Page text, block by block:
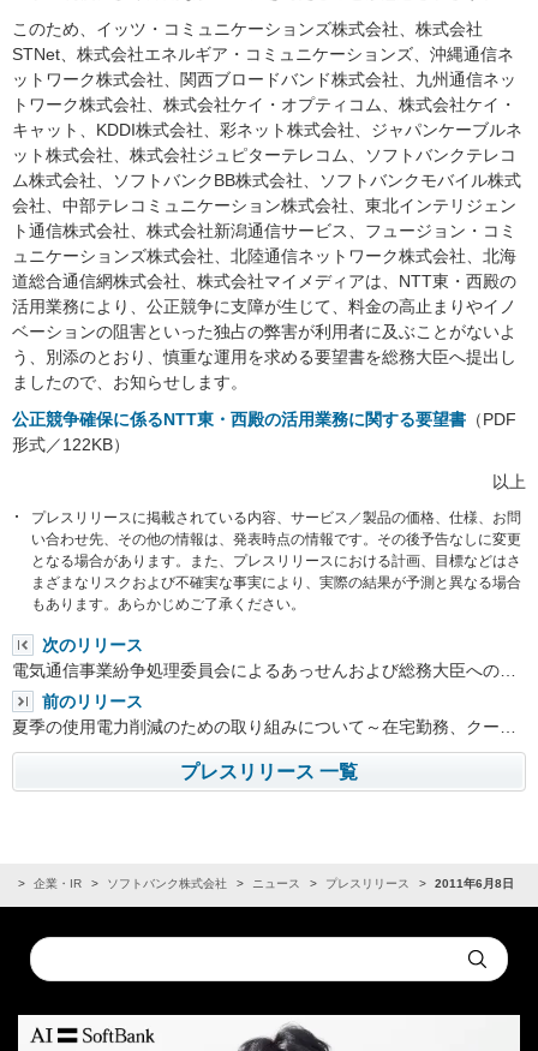
このため、イッツ・コミュニケーションズ株式会社、株式会社
STNet、株式会社エネルギア・コミュニケーションズ、沖縄通信ネ
ットワーク株式会社、関西ブロードバンド株式会社、九州通信ネッ
トワーク株式会社、株式会社ケイ・オプティコム、株式会社ケイ・
キャット、KDDI株式会社、彩ネット株式会社、ジャパンケーブルネ
ット株式会社、株式会社ジュピターテレコム、ソフトバンクテレコ
ム株式会社、ソフトバンクBB株式会社、ソフトバンクモバイル株式
会社、中部テレコミュニケーション株式会社、東北インテリジェン
ト通信株式会社、株式会社新潟通信サービス、フュージョン・コミ
ュニケーションズ株式会社、北陸通信ネットワーク株式会社、北海
道総合通信網株式会社、株式会社マイメディアは、NTT東・西殿の
活用業務により、公正競争に支障が生じて、料金の高止まりやイノ
ベーションの阻害といった独占の弊害が利用者に及ぶことがないよ
う、別添のとおり、慎重な運用を求める要望書を総務大臣へ提出し
ましたので、お知らせします。
公正競争確保に係るNTT東・西殿の活用業務に関する要望書 （PDF
形式／122KB）
以上
プレスリリースに掲載されている内容、サービス／製品の価格、仕様、お問
い合わせ先、その他の情報は、発表時点の情報です。その後予告なしに変更
となる場合があります。また、プレスリリースにおける計画、目標などはさ
まざまなリスクおよび不確実な事実により、実際の結果が予測と異なる場合
もあります。あらかじめご了承ください。
次のリリース
電気通信事業紛争処理委員会によるあっせんおよび総務大臣への…
前のリリース
夏季の使用電力削減のための取り組みについて～在宅勤務、クー…
プレスリリース 一覧
企業・IR ソフトバンク株式会社 ニュース プレスリリース 2011年6月8日
Conduct
a
Submit